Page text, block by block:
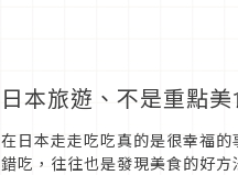
日本旅遊、不是重點
在日本走走吃吃真的是很幸福
錯吃，往往也是發現美食的好